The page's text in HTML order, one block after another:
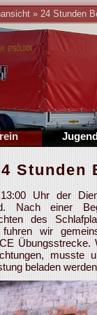
» 24 Stunden
Jugend
Uhr der
Nach einer
des
wir
Übungsstrecke.
musste
beladen